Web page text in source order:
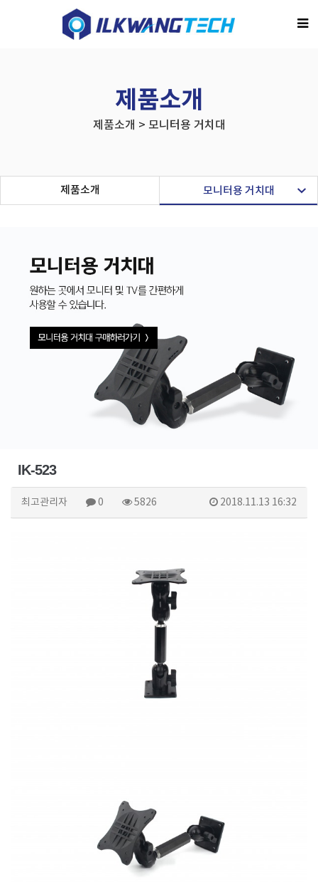
제품소개
제품소개 > 모니터용 거치대
제품소개 모니터용 거치대
IK-523
최고관리자 0 5826 2018.11.13 16:32